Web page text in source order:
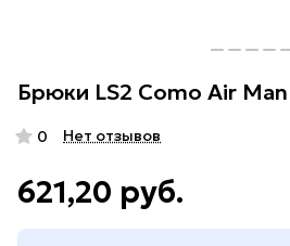
Брюки LS2 Como Air Man
0 Нет отзывов
621,20 руб.